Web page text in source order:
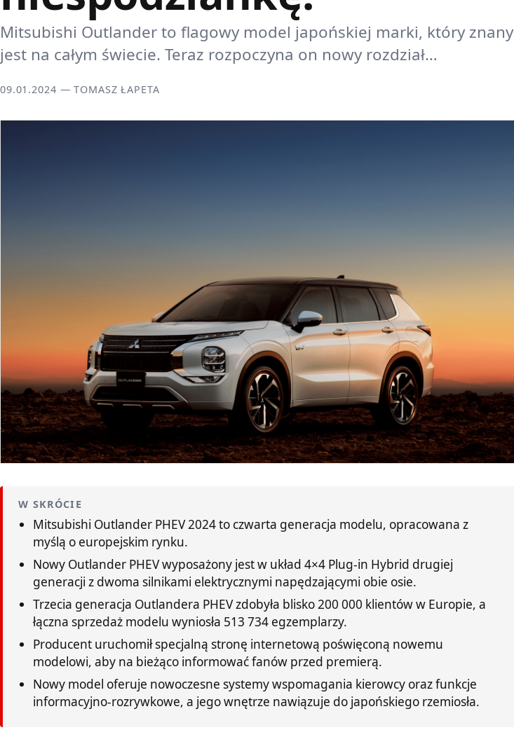
Mitsubishi Outlander to flagowy model japońskiej marki, który znany
jest na całym świecie. Teraz rozpoczyna on nowy rozdział…
09.01.2024 — TOMASZ ŁAPETA
W SKRÓCIE
Mitsubishi Outlander PHEV 2024 to czwarta generacja modelu, opracowana z
myślą o europejskim rynku.
Nowy Outlander PHEV wyposażony jest w układ 4×4 Plug-in Hybrid drugiej
generacji z dwoma silnikami elektrycznymi napędzającymi obie osie.
Trzecia generacja Outlandera PHEV zdobyła blisko 200 000 klientów w Europie, a
łączna sprzedaż modelu wyniosła 513 734 egzemplarzy.
Producent uruchomił specjalną stronę internetową poświęconą nowemu
modelowi, aby na bieżąco informować fanów przed premierą.
Nowy model oferuje nowoczesne systemy wspomagania kierowcy oraz funkcje
informacyjno-rozrywkowe, a jego wnętrze nawiązuje do japońskiego rzemiosła.